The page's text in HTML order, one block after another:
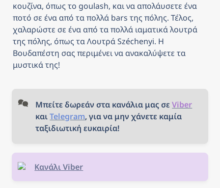
κουζίνα, όπως το goulash, και να απολάυσετε ένα
ποτό σε ένα από τα πολλά bars της πόλης. Τέλος,
χαλαρώστε σε ένα από τα πολλά ιαματικά λουτρά
της πόλης, όπως τα Λουτρά Széchenyi. Η
Βουδαπέστη σας περιμένει να ανακαλύψετε τα
μυστικά της!
Μπείτε δωρεάν στα κανάλια μας σε Viber
και Telegram, για να μην χάνετε καμία
ταξιδιωτική ευκαιρία!
Κανάλι Viber